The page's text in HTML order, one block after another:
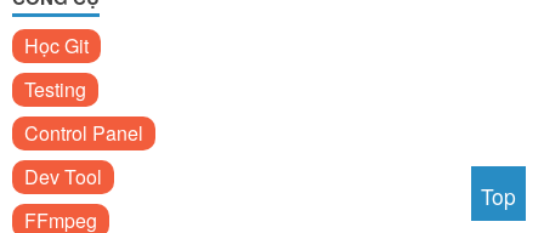
Học Git
Testing
Control Panel
Dev Tool
FFmpeg
Top